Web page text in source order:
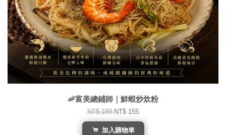
🦐富美總鋪師｜鮮蝦炒炊粉
NT$ 199NT$ 155
加入購物車